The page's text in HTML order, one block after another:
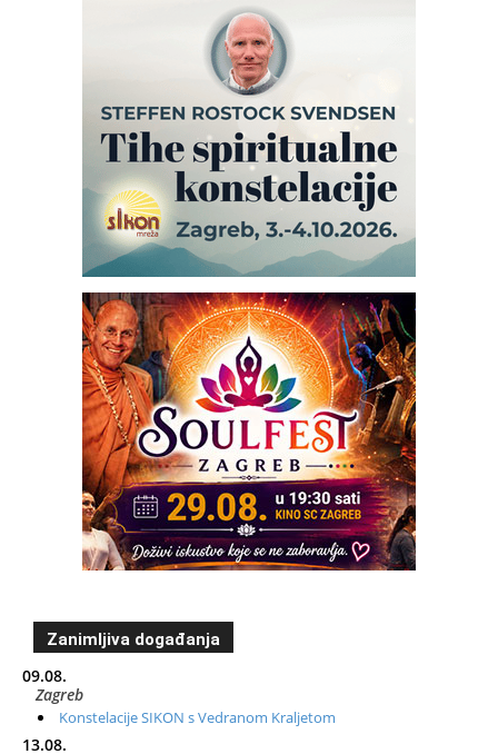
Zanimljiva događanja
09.08.
Zagreb
Konstelacije SIKON s Vedranom Kraljetom
13.08.